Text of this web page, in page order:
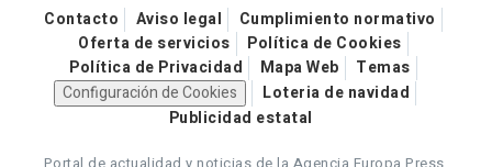
Contacto Aviso legal
Cumplimiento normativo
Oferta de servicios
Política de Cookies
Política de Privacidad
Mapa Web
Temas
Configuración de Cookies
Loteria de navidad
Publicidad estatal